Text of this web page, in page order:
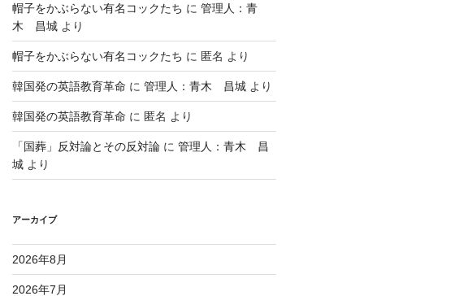
帽子をかぶらない有名コックたち に 管理人：青
木 昌城より
帽子をかぶらない有名コックたち に 匿名 より
韓国発の英語教育革命 に 管理人：青木 昌城より
韓国発の英語教育革命 に 匿名 より
「国葬」反対論とその反対論に 管理人：青木 昌
城より
アーカイブ
2026年8月
2026年7月